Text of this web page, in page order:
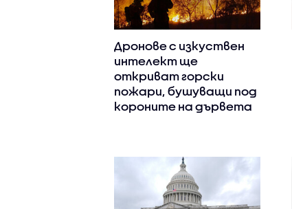
Дронове с изкуствен
интелект ще
откриват горски
пожари, бушуващи под
короните на дървета